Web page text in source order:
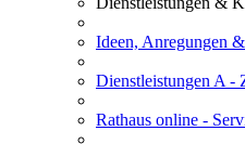
Ideen, Anregungen
Dienstleistungen A -
Rathaus online -